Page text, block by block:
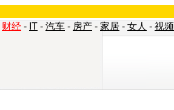
财经 - IT - 汽车 - 房产 - 家居 - 女人 - 视频